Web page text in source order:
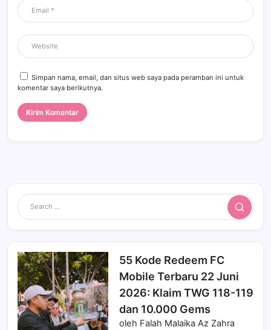
Simpan nama, email, dan situs web saya pada peramban ini untuk
komentar saya berikutnya.
Search
55 Kode Redeem FC
Mobile Terbaru 22 Juni
2026: Klaim TWG 118-119
dan 10.000 Gems
oleh Falah Malaika Az Zahra